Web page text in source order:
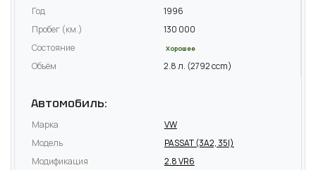
Год
1996
Пробег (км.)
130 000
Состояние
Хорошее
Объём 2.8 л. (2792 ccm)
Автомобиль:
Марка
VW
Модель
PASSAT (3A2, 35I)
Модификация
2.8 VR6